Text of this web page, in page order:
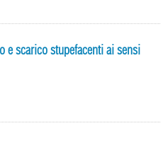
e scarico stupefacenti ai sensi